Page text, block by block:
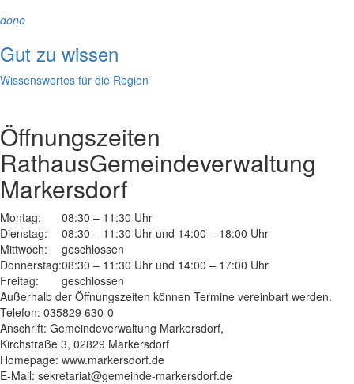
done
Gut zu wissen
Wissenswertes für die Region
Öffnungszeiten
RathausGemeindeverwaltung
Markersdorf
Montag:
08:30 – 11:30 Uhr
Dienstag:
08:30 – 11:30 Uhr und 14:00 – 18:00 Uhr
Mittwoch:
geschlossen
Donnerstag:08:30 – 11:30 Uhr und 14:00 – 17:00 Uhr
Freitag:
geschlossen
Außerhalb der Öffnungszeiten können Termine vereinbart werden.
Telefon: 035829 630-0
Anschrift: Gemeindeverwaltung Markersdorf,
Kirchstraße 3, 02829 Markersdorf
Homepage: www.markersdorf.de
E-Mail: sekretariat@gemeinde-markersdorf.de